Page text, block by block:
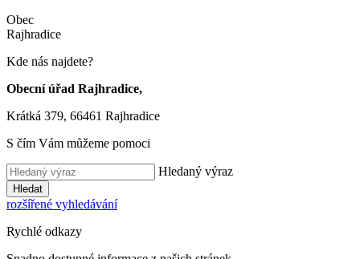
Obec
Rajhradice
Kde nás najdete?
Obecní úřad Rajhradice,
Krátká 379, 66461 Rajhradice
S čím Vám můžeme pomoci
Hledaný výraz
Hledat
rozšířené vyhledávání
Rychlé odkazy